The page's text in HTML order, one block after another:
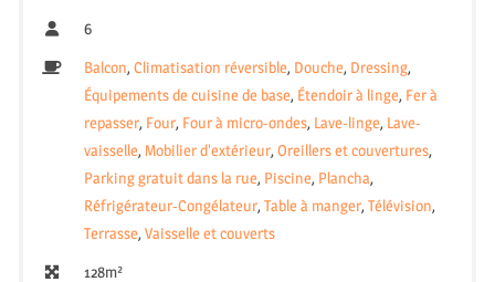
6
Balcon, Climatisation réversible, Douche, Dressing,
Équipements de cuisine de base, Étendoir à linge, Fer à
repasser, Four, Four à micro-ondes, Lave-linge, Lave-
vaisselle, Mobilier d'extérieur, Oreillers et couvertures,
Parking gratuit dans la rue, Piscine, Plancha,
Réfrigérateur-Congélateur, Table à manger, Télévision,
Terrasse, Vaisselle et couverts
128m²